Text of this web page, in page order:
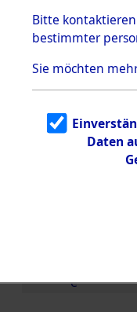
5.3.1
zu
en
5.3.2
g
5.3.3
e
Bitte kontaktieren
bestimmter
Sie möchten
Daten